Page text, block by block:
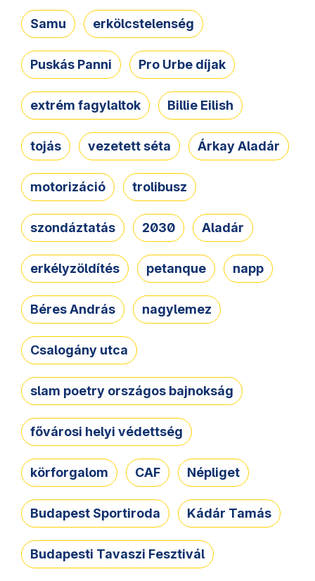
Samu erkölcstelenség
Puskás Panni Pro Urbe díjak
extrém fagylaltok Billie Eilish
tojás vezetett séta Árkay Aladár
motorizáció trolibusz
szondáztatás 2030 Aladár
erkélyzöldítés petanque napp
Béres András nagylemez
Csalogány utca
slam poetry országos bajnokság
fővárosi helyi védettség
körforgalom CAF Népliget
Budapest Sportiroda Kádár Tamás
Budapesti Tavaszi Fesztivál